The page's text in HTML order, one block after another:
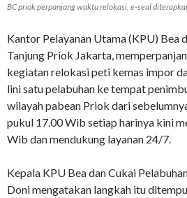
BC priok perpanjang waktu relokasi, e-seal
Kantor Pelayanan Utama (KPU) Bea
Tanjung Priok Jakarta,
kegiatan relokasi peti kemas impor
lini satu pelabuhan ke tempat
wilayah pabean Priok dari
pukul 17.00 Wib setiap harinya kini
Wib dan mendukung layanan 24/7.
Kepala KPU Bea dan Cukai
Doni mengatakan langkah itu